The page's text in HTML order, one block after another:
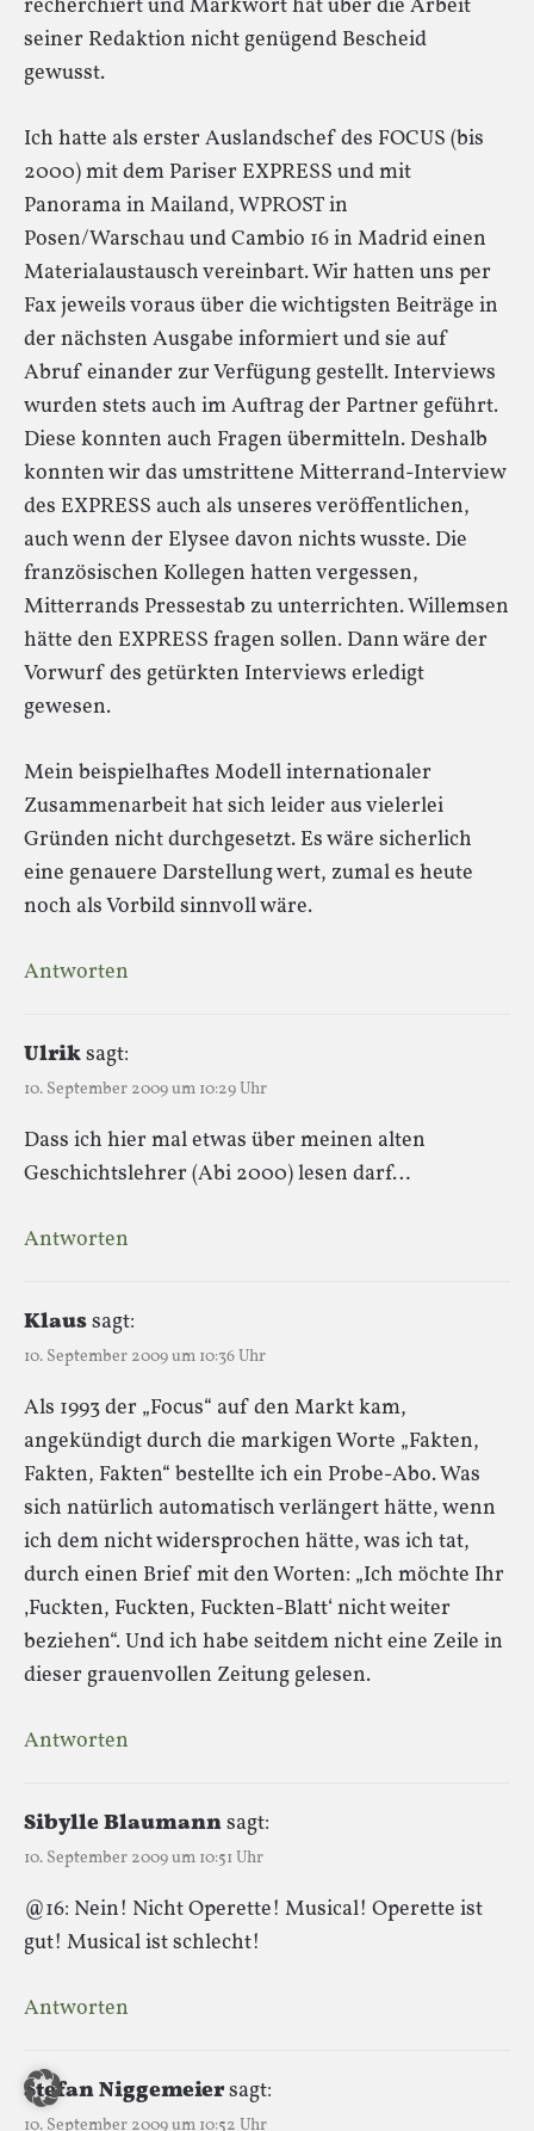
recherchiert und Markwort hat über die Arbeit
seiner Redaktion nicht genügend Bescheid
gewusst.
Ich hatte als erster Auslandschef des FOCUS (bis
2000) mit dem Pariser EXPRESS und mit
Panorama in Mailand, WPROST in
Posen/Warschau und Cambio 16 in Madrid einen
Materialaustausch vereinbart. Wir hatten uns per
Fax jeweils voraus über die wichtigsten Beiträge in
der nächsten Ausgabe informiert und sie auf
Abruf einander zur Verfügung gestellt. Interviews
wurden stets auch im Auftrag der Partner geführt.
Diese konnten auch Fragen übermitteln. Deshalb
konnten wir das umstrittene Mitterrand-Interview
des EXPRESS auch als unseres veröffentlichen,
auch wenn der Elysee davon nichts wusste. Die
französischen Kollegen hatten vergessen,
Mitterrands Pressestab zu unterrichten. Willemsen
hätte den EXPRESS fragen sollen. Dann wäre der
Vorwurf des getürkten Interviews erledigt
gewesen.
Mein beispielhaftes Modell internationaler
Zusammenarbeit hat sich leider aus vielerlei
Gründen nicht durchgesetzt. Es wäre sicherlich
eine genauere Darstellung wert, zumal es heute
noch als Vorbild sinnvoll wäre.
Antworten
Ulriksagt:
10. September 2009 um 10:29 Uhr
Dass ich hier mal etwas über meinen alten
Geschichtslehrer (Abi 2000) lesen darf…
Antworten
Klaussagt:
10. September 2009 um 10:36 Uhr
Als 1993 der „Focus“ auf den Markt kam,
angekündigt durch die markigen Worte „Fakten,
Fakten, Fakten“ bestellte ich ein Probe-Abo. Was
sich natürlich automatisch verlängert hätte, wenn
ich dem nicht widersprochen hätte, was ich tat,
durch einen Brief mit den Worten: „Ich möchte Ihr
‚Fuckten, Fuckten, Fuckten-Blatt‘ nicht weiter
beziehen“. Und ich habe seitdem nicht eine Zeile in
dieser grauenvollen Zeitung gelesen.
Antworten
Sibylle Blaumannsagt:
10. September 2009 um 10:51 Uhr
@16: Nein! Nicht Operette! Musical! Operette ist
gut! Musical ist schlecht!
Antworten
Stefan Niggemeiersagt:
10. September 2009 um 10:52 Uhr